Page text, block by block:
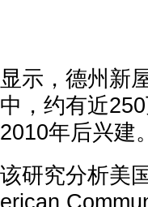
显示，德州新
中，约有近
2010年后兴建。
该研究分析美
erican